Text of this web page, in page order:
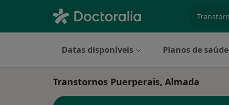
Datas disponíveis Planos de saúde
Transtornos Puerperais, Almada